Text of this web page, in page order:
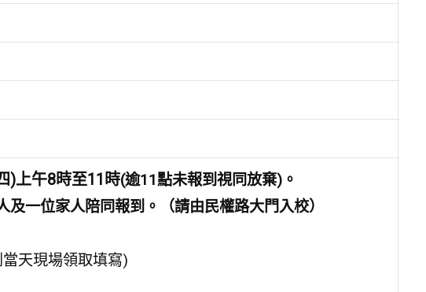
)上午8時至11時(逾11點未報到視同放棄)。
及一位家人陪同報到。
（請由民權路大門入校）
天現場領取填寫)